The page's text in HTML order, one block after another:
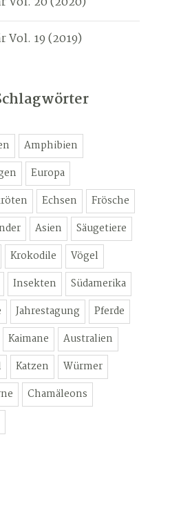
Vol. 19 (2019)
Amphibien
Europa
Echsen
Frösche
Asien
Säugetiere
Krokodile
Vögel
Insekten
Südamerika
Jahrestagung
Pferde
Kaimane
Australien
Katzen
Würmer
Chamäleons